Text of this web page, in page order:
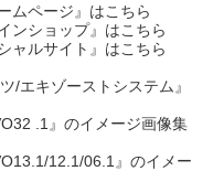
ムページ』はこちら
ンショップ』はこちら
ャルサイト』はこちら
/エキゾーストシステム』
.1』のイメージ画像集
12.1/06.1』のイメー